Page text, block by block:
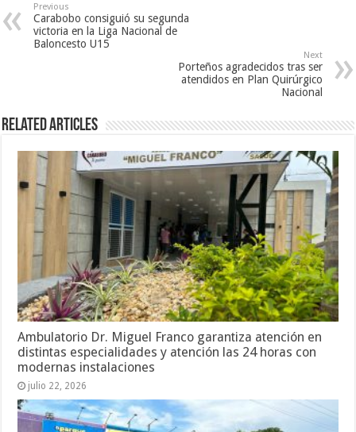
Previous
Carabobo consiguió su segunda
victoria en la Liga Nacional de
Baloncesto U15
Next
Porteños agradecidos tras ser
atendidos en Plan Quirúrgico
Nacional
Related Articles
Ambulatorio Dr. Miguel Franco garantiza atención en
distintas especialidades y atención las 24 horas con
modernas instalaciones
julio 22, 2026